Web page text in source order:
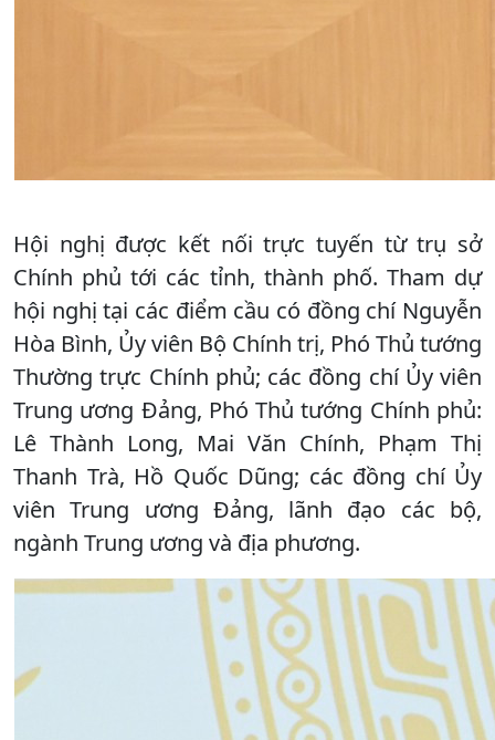
Hội nghị được kết nối trực tuyến từ trụ sở
Chính phủ tới các tỉnh, thành phố. Tham dự
hội nghị tại các điểm cầu có đồng chí Nguyễn
Hòa Bình, Ủy viên Bộ Chính trị, Phó Thủ tướng
Thường trực Chính phủ; các đồng chí Ủy viên
Trung ương Đảng, Phó Thủ tướng Chính phủ:
Lê Thành Long, Mai Văn Chính, Phạm Thị
Thanh Trà, Hồ Quốc Dũng; các đồng chí Ủy
viên Trung ương Đảng, lãnh đạo các bộ,
ngành Trung ương và địa phương.